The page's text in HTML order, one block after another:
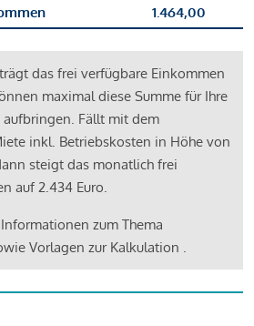
1.464,00
das frei verfügbare Einkommen
maximal diese Summe für Ihre
Fällt mit dem
inkl. Betriebskosten in Höhe von
steigt das monatlich frei
auf 2.434 Euro.
zum Thema
Vorlagen zur Kalkulation .